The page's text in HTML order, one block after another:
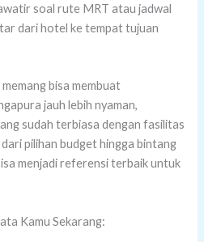
soal rute MRT atau jadwal
dari hotel ke tempat tujuan
bisa membuat
jauh lebih nyaman,
sudah terbiasa dengan fasilitas
pilihan budget hingga bintang
menjadi referensi terbaik untuk
Kamu Sekarang: